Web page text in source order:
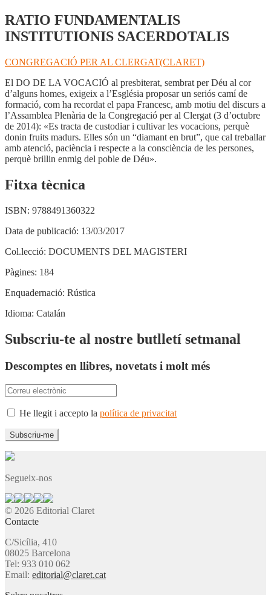
RATIO FUNDAMENTALIS
INSTITUTIONIS SACERDOTALIS
CONGREGACIÓ PER AL CLERGAT(CLARET)
El DO DE LA VOCACIÓ al presbiterat, sembrat per Déu al cor
d’alguns homes, exigeix a l’Església proposar un seriós camí de
formació, com ha recordat el papa Francesc, amb motiu del discurs a
l’Assamblea Plenària de la Congregació per al Clergat (3 d’octubre
de 2014): «Es tracta de custodiar i cultivar les vocacions, perquè
donin fruits madurs. Elles són un “diamant en brut”, que cal treballar
amb atenció, paciència i respecte a la consciència de les persones,
perquè brillin enmig del poble de Déu».
Fitxa tècnica
ISBN: 9788491360322
Data de publicació: 13/03/2017
Col.lecció: DOCUMENTS DEL MAGISTERI
Pàgines: 184
Enquadernació: Rústica
Idioma: Catalán
Subscriu-te al nostre butlletí setmanal
Descomptes en llibres, novetats i molt més
He llegit i accepto la política de privacitat
Segueix-nos
© 2026 Editorial Claret
Contacte
C/Sicília, 410
08025 Barcelona
Tel: 933 010 062
Email: editorial@claret.cat